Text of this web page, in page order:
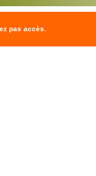
pas accès.